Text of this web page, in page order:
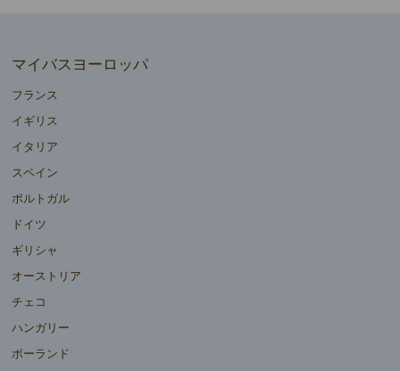
マイバスヨーロッパ
フランス
イギリス
イタリア
スペイン
ポルトガル
ドイツ
ギリシャ
オーストリア
チェコ
ハンガリー
ポーランド